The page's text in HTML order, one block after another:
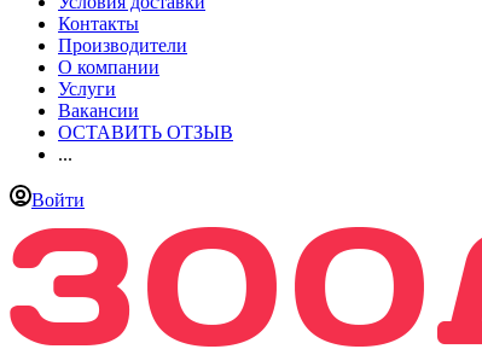
Контакты
Производители
О компании
Услуги
Вакансии
ОСТАВИТЬ ОТЗЫВ
...
Войти